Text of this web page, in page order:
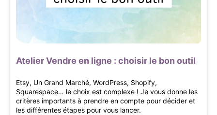
Atelier Vendre en ligne : choisir le bon outil
Etsy, Un Grand Marché, WordPress, Shopify,
Squarespace… le choix est complexe ! Je vous donne les
critères importants à prendre en compte pour décider et
les différentes étapes pour vous lancer.